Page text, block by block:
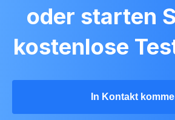
oder starten
kostenlose
In Kontakt